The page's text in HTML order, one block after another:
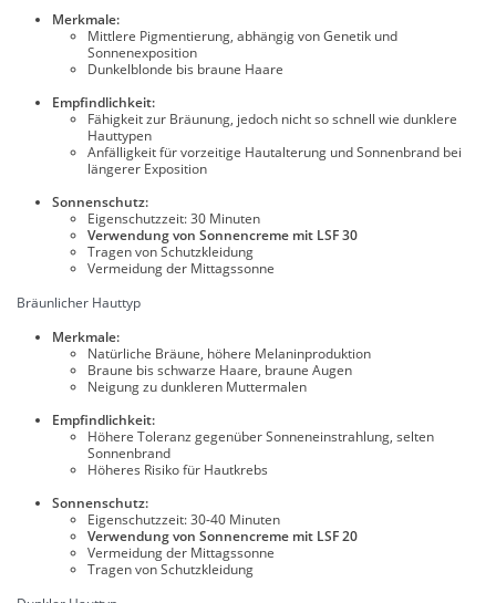
Merkmale:
Mittlere Pigmentierung, abhängig von Genetik und
Sonnenexposition
Dunkelblonde bis braune Haare
Empfindlichkeit:
Fähigkeit zur Bräunung, jedoch nicht so schnell wie dunklere
Hauttypen
Anfälligkeit für vorzeitige Hautalterung und Sonnenbrand bei
längerer Exposition
Sonnenschutz:
Eigenschutzzeit: 30 Minuten
Verwendung von Sonnencreme mit LSF 30
Tragen von Schutzkleidung
Vermeidung der Mittagssonne
Bräunlicher Hauttyp
Merkmale:
Natürliche Bräune, höhere Melaninproduktion
Braune bis schwarze Haare, braune Augen
Neigung zu dunkleren Muttermalen
Empfindlichkeit:
Höhere Toleranz gegenüber Sonneneinstrahlung, selten
Sonnenbrand
Höheres Risiko für Hautkrebs
Sonnenschutz:
Eigenschutzzeit: 30-40 Minuten
Verwendung von Sonnencreme mit LSF 20
Vermeidung der Mittagssonne
Tragen von Schutzkleidung